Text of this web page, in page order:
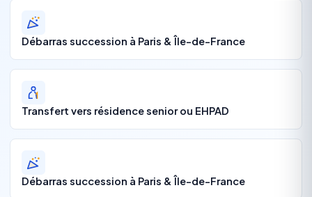
Débarras succession à Paris & Île-de-France
Transfert vers résidence senior ou EHPAD
Débarras succession à Paris & Île-de-France